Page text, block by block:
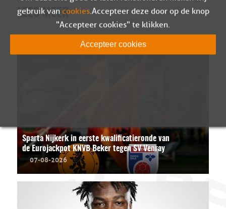
LEES MEER
Sparta Nijkerk in eerste kwalificatieronde van
de Eurojackpot KNVB Beker tegen SV Venray
07-08-2026
gebruik van cookies. Accepteer deze door op de knop
"Accepteer cookies" te klikken.
Accepteer cookies